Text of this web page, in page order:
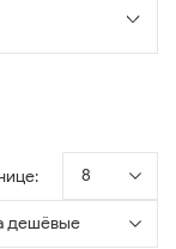
8
дешёвые